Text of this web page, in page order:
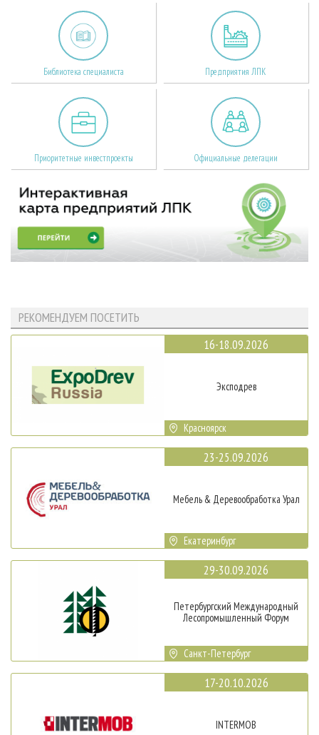
Библиотека специалиста Предприятия ЛПК
Приоритетные инвестпроекты Официальные делегации
РЕКОМЕНДУЕМ ПОСЕТИТЬ
16-18.09.2026
Эксподрев
Красноярск
23-25.09.2026
Мебель & Деревообработка Урал
Екатеринбург
29-30.09.2026
Петербургский Международный
Лесопромышленный Форум
Санкт-Петербург
17-20.10.2026
INTERMOB